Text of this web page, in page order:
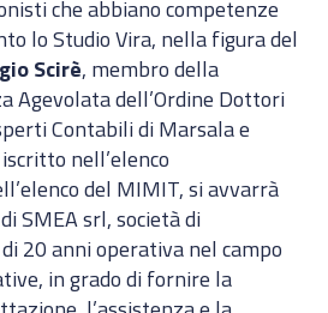
che abbiano competenze
lo Studio Vira, nella figura del
Scirè, membro della
Agevolata dell’Ordine Dottori
Contabili di Marsala e
nell’elenco
del MIMIT, si avvarrà
SMEA srl, società di
20 anni operativa nel campo
in grado di fornire la